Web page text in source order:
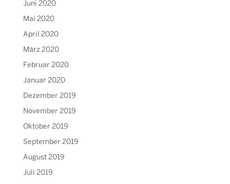
Juni 2020
Mai 2020
April 2020
März 2020
Februar 2020
Januar 2020
Dezember 2019
November 2019
Oktober 2019
September 2019
August 2019
Juli 2019